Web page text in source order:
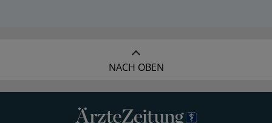
NACH OBEN